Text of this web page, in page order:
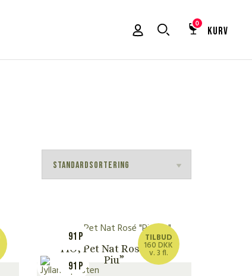
KURV
0
91 P
91 P
FIO, Pet Nat Rosé “Piu
Piu”
TILBUD
160 DKK
v. 3 fl.